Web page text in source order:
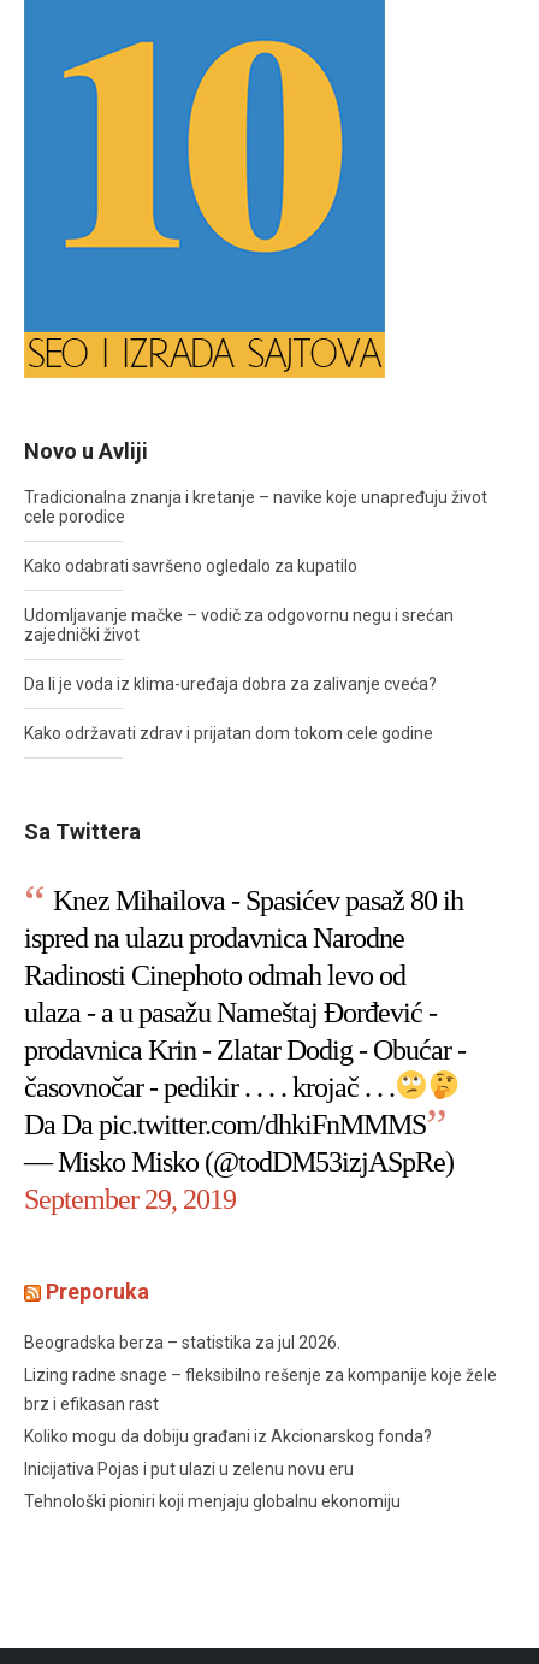
Novo u Avliji
Tradicionalna znanja i kretanje – navike koje unapređuju život
cele porodice
Kako odabrati savršeno ogledalo za kupatilo
Udomljavanje mačke – vodič za odgovornu negu i srećan
zajednički život
Da li je voda iz klima-uređaja dobra za zalivanje cveća?
Kako održavati zdrav i prijatan dom tokom cele godine
Sa Twittera
Knez Mihailova - Spasićev pasaž 80 ih
ispred na ulazu prodavnica Narodne
Radinosti Cinephoto odmah levo od
ulaza - a u pasažu Nameštaj Đorđević -
prodavnica Krin - Zlatar Dodig - Obućar -
časovnočar - pedikir . . . . krojač . . .
Da Da pic.twitter.com/dhkiFnMMMS
— Misko Misko (@todDM53izjASpRe)
September 29, 2019
Preporuka
Beogradska berza – statistika za jul 2026.
Lizing radne snage – fleksibilno rešenje za kompanije koje žele
brz i efikasan rast
Koliko mogu da dobiju građani iz Akcionarskog fonda?
Inicijativa Pojas i put ulazi u zelenu novu eru
Tehnološki pioniri koji menjaju globalnu ekonomiju